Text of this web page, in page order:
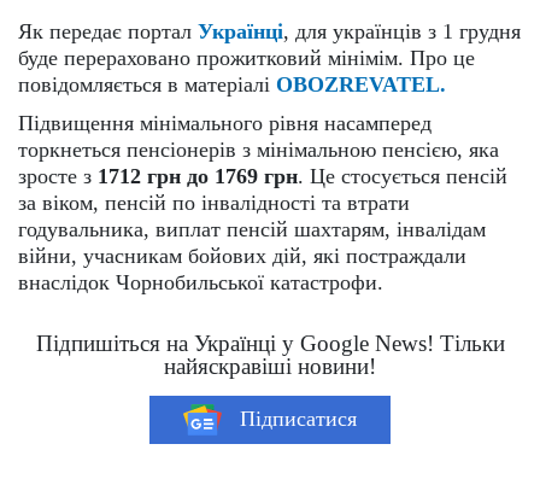
Як передає портал Українці, для українців з 1 грудня
буде перераховано прожитковий мінімім. Про це
повідомляється в матеріалі OBOZREVATEL.
Підвищення мінімального рівня насамперед
торкнеться пенсіонерів з мінімальною пенсією, яка
зросте з 1712 грн до 1769 грн. Це стосується пенсій
за віком, пенсій по інвалідності та втрати
годувальника, виплат пенсій шахтарям, інвалідам
війни, учасникам бойових дій, які постраждали
внаслідок Чорнобильської катастрофи.
Підпишіться на Українці у Google News! Тільки
найяскравіші новини!
Підписатися